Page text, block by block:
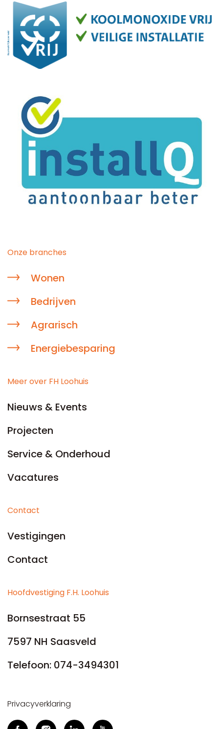
Onze branches
Wonen
Bedrijven
Agrarisch
Energiebesparing
Meer over FH Loohuis
Nieuws & Events
Projecten
Service & Onderhoud
Vacatures
Contact
Vestigingen
Contact
Hoofdvestiging F.H. Loohuis
Bornsestraat 55
7597 NH Saasveld
Telefoon: 074-3494301
Privacyverklaring